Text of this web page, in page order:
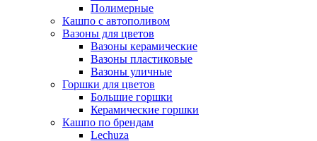
Полимерные
Кашпо с автополивом
Вазоны для цветов
Вазоны керамические
Вазоны пластиковые
Вазоны уличные
Горшки для цветов
Большие горшки
Керамические горшки
Кашпо по брендам
Lechuza